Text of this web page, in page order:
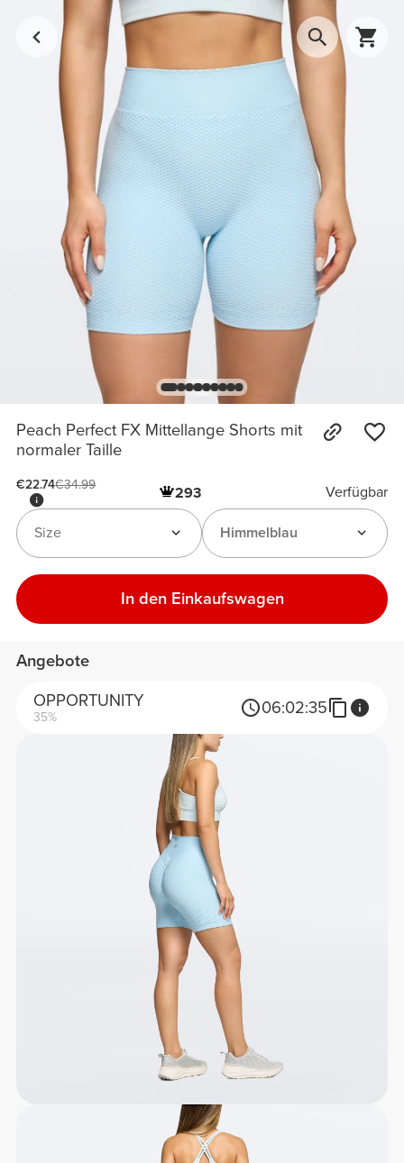
Peach Perfect FX Mittellange Shorts mit
normaler Taille
€22.74€34.99
293 Verfügbar
Himmelblau
Size
In den Einkaufswagen
Angebote
OPPORTUNITY
35% 06:02:35